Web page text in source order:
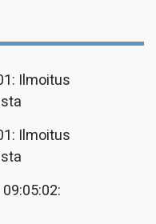
Ilmoitus
Ilmoitus